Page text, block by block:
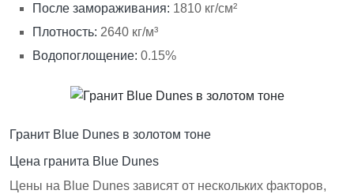
После замораживания: 1810 кг/см²
Плотность: 2640 кг/м³
Водопоглощение: 0.15%
Гранит Blue Dunes в золотом тоне
Цена гранита Blue Dunes
Цены на Blue Dunes зависят от нескольких факторов,